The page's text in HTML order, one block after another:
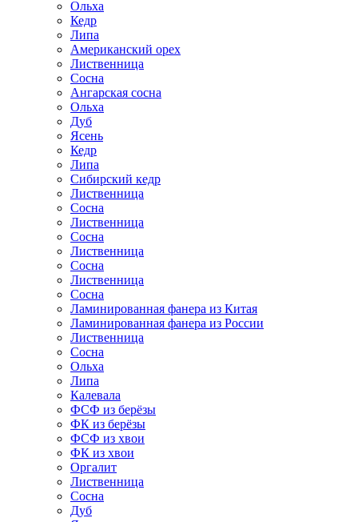
Ольха
Кедр
Липа
Американский орех
Лиственница
Сосна
Ангарская сосна
Ольха
Дуб
Ясень
Кедр
Липа
Сибирский кедр
Лиственница
Сосна
Лиственница
Сосна
Лиственница
Сосна
Лиственница
Сосна
Ламинированная фанера из Китая
Ламинированная фанера из России
Лиственница
Сосна
Ольха
Липа
Калевала
ФСФ из берёзы
ФК из берёзы
ФСФ из хвои
ФК из хвои
Оргалит
Лиственница
Сосна
Дуб